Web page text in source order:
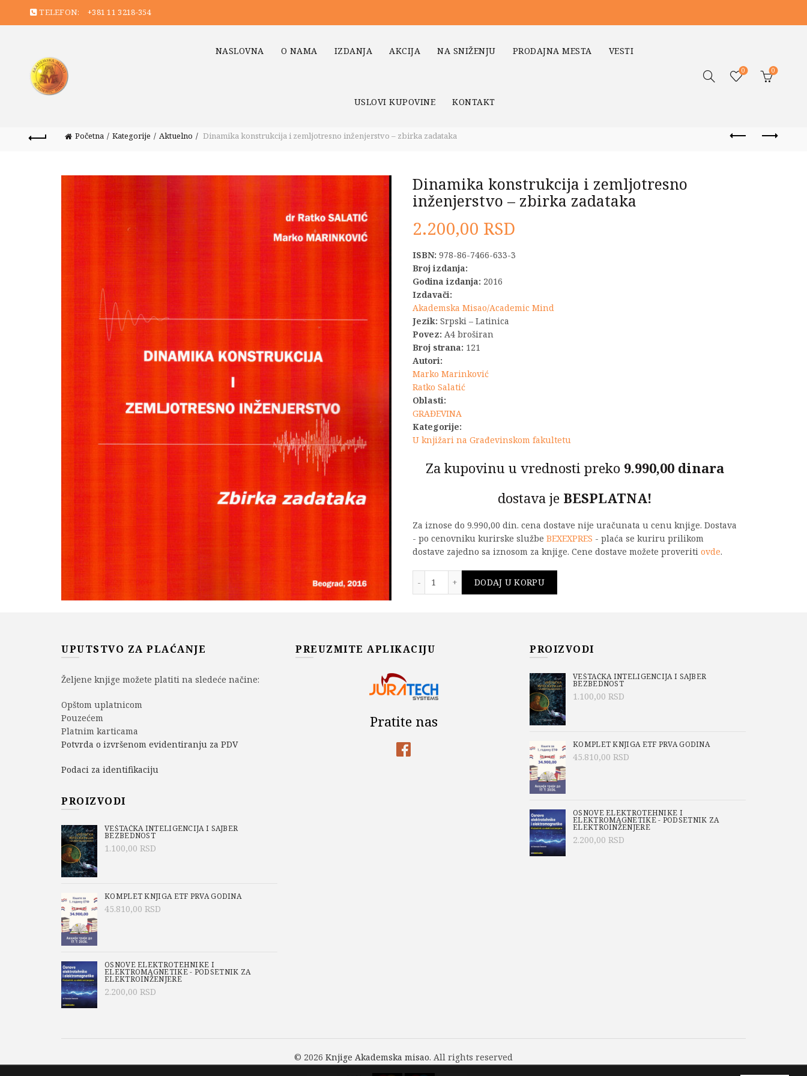
TELEFON: +381 11 3218-354
NASLOVNA O NAMA IZDANJA AKCIJA NA SNIŽENJU PRODAJNA MESTA VESTI
USLOVI KUPOVINE KONTAKT
0 0
Početna Kategorije Aktuelno Dinamika konstrukcija i zemljotresno inženjerstvo – zbirka zadataka
Dinamika konstrukcija i zemljotresno
inženjerstvo – zbirka zadataka
2.200,00 RSD
ISBN: 978-86-7466-633-3
Broj izdanja:
Godina izdanja: 2016
Izdavači:
Akademska Misao/Academic Mind
Jezik: Srpski – Latinica
Povez: A4 broširan
Broj strana: 121
Autori:
Marko Marinković
Ratko Salatić
Oblasti:
GRAĐEVINA
Kategorije:
U knjižari na Građevinskom fakultetu
Za kupovinu u vrednosti preko 9.990,00 dinara
dostava je BESPLATNA!
Za iznose do 9.990,00 din. cena dostave nije uračunata u cenu knjige. Dostava
- po cenovniku kurirske službe BEXEXPRES - plaća se kuriru prilikom
dostave zajedno sa iznosom za knjige. Cene dostave možete proveriti ovde.
DODAJ U KORPU
Akademska Misao/Academic Mind
Ratko Salatić
UPUTSTVO ZA PLAĆANJE
Željene knjige možete platiti na sledeće načine:
Opštom uplatnicom
Pouzećem
Platnim karticama
Potvrda o izvršenom evidentiranju za PDV
Podaci za identifikaciju
PROIZVODI
VEŠTAČKA INTELIGENCIJA I SAJBER
BEZBEDNOST
1.100,00 RSD
KOMPLET KNJIGA ETF PRVA GODINA
45.810,00 RSD
OSNOVE ELEKTROTEHNIKE I
ELEKTROMAGNETIKE - PODSETNIK ZA
ELEKTROINŽENJERE
2.200,00 RSD
PREUZMITE APLIKACIJU
Pratite nas
PROIZVODI
VEŠTAČKA INTELIGENCIJA I SAJBER
BEZBEDNOST
1.100,00 RSD
KOMPLET KNJIGA ETF PRVA GODINA
45.810,00 RSD
OSNOVE ELEKTROTEHNIKE I
ELEKTROMAGNETIKE - PODSETNIK ZA
ELEKTROINŽENJERE
2.200,00 RSD
© 2026 Knjige Akademska misao. All rights reserved